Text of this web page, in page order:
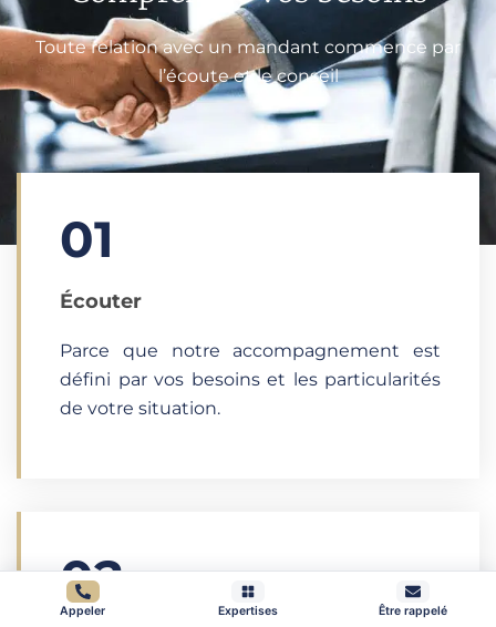
Appeler Expertises Être rappelé
Toute relation avec un mandant commence par
l’écoute et le conseil
01
Écouter​
Parce que notre accompagnement est
défini par vos besoins et les particularités
de votre situation.
02